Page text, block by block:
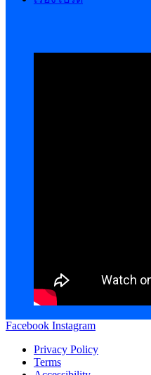
Facebook Instagram
Privacy Policy
Terms